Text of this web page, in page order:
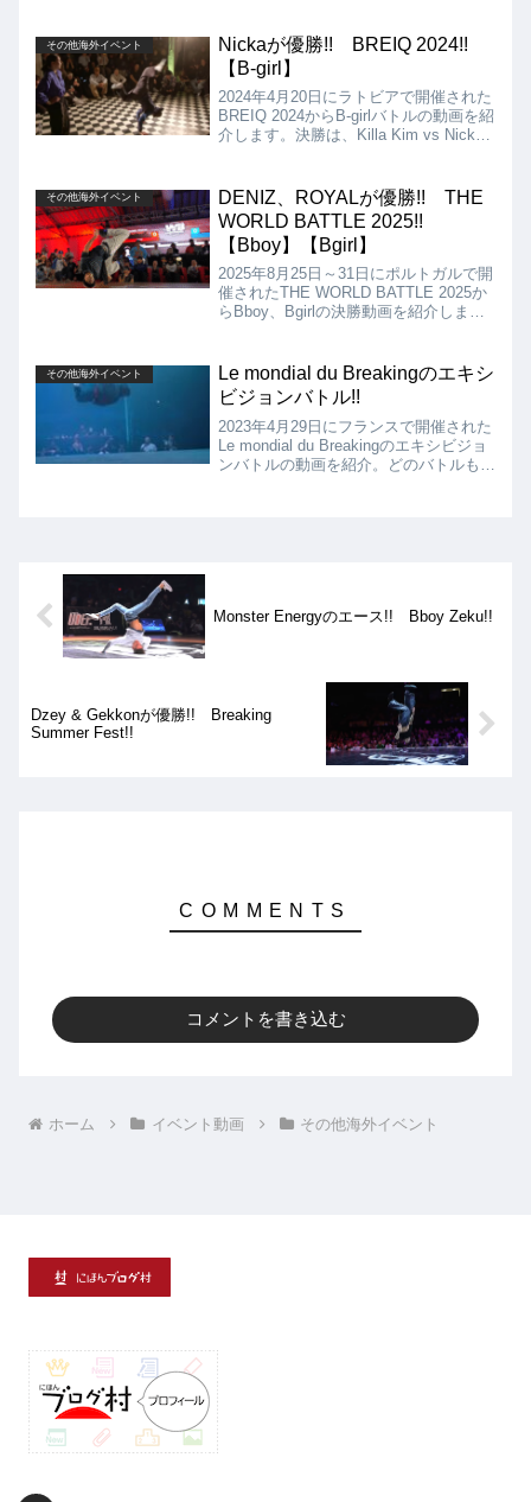
た!!
その他海外イベント
Nickaが優勝!! BREIQ 2024!!
【B-girl】
2024年4月20日にラトビアで開催された
BREIQ 2024からB-girlバトルの動画を紹
介します。決勝は、Killa Kim vs Nicka
その他海外イベント
DENIZ、ROYALが優勝!! THE
WORLD BATTLE 2025!!
【Bboy】【Bgirl】
2025年8月25日～31日にポルトガルで開
催されたTHE WORLD BATTLE 2025か
らBboy、Bgirlの決勝動画を紹介しま
ROYALとなりましたが、結果は
DENIZ、ROYALの優勝となりました!!
その他海外イベント
Le mondial du Breakingのエキシ
ビジョンバトル!!
2023年4月29日にフランスで開催された
Le mondial du Breakingのエキシビジョ
ンバトルの動画を紹介。どのバトルも面
Monster Energyのエース!! Bboy Zeku!!
Dzey & Gekkonが優勝!! Breaking
Summer Fest!!
コメントを書き込む
ホーム イベント動画 その他海外イベント